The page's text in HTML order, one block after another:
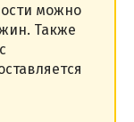
можно
Также